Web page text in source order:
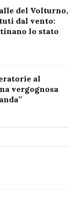
del Volturno,
dal vento:
lo stato
al
vergognosa